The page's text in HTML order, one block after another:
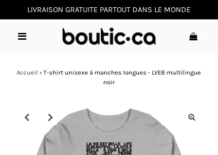
LIVRAISON GRATUITE PARTOUT DANS LE MONDE
Accueil › T-shirt unisexe à manches longues - LVEB multilingue
noir